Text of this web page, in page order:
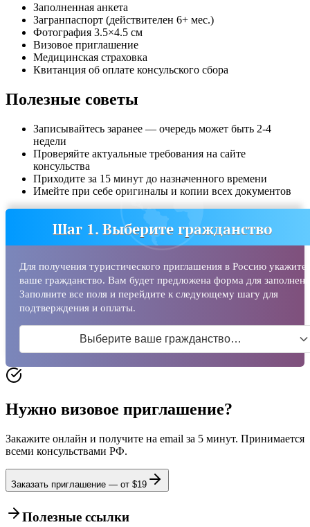
Заполненная анкета
Загранпаспорт (действителен 6+ мес.)
Фотография 3.5×4.5 см
Визовое приглашение
Медицинская страховка
Квитанция об оплате консульского сбора
Полезные советы
Записывайтесь заранее — очередь может быть 2-4
недели
Проверяйте актуальные требования на сайте
консульства
Приходите за 15 минут до назначенного времени
Имейте при себе оригиналы и копии всех документов
Шаг 1. Выберите гражданство
Для получения туристического приглашения в Россию укажите
ваше гражданство. Вам будет предложена форма для
Заполните все поля и перейдите к следующему шагу для
подтверждения и оплаты.
Выберите ваше гражданство…
Нужно визовое приглашение?
Закажите онлайн и получите на email за 5 минут. Принимается
всеми консульствами РФ.
Заказать приглашение — от $19
Полезные ссылки